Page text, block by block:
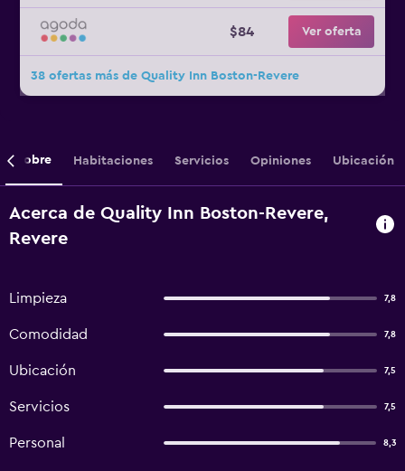
$84 Ver oferta
38 ofertas más de Quality Inn Boston-Revere
Sobre Habitaciones Servicios Opiniones Ubicación
Acerca de Quality Inn Boston-Revere,
Revere
Limpieza 7,8
Comodidad 7,8
Ubicación 7,5
Servicios 7,5
Personal 8,3